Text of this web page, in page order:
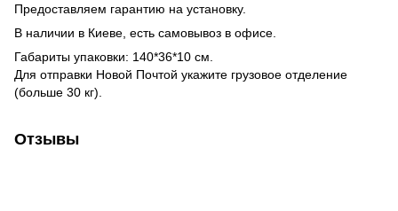
Предоставляем гарантию на установку.
В наличии в Киеве, есть самовывоз в офисе.
Габариты упаковки: 140*36*10 см.
Для отправки Новой Почтой укажите грузовое отделение
(больше 30 кг).
Отзывы